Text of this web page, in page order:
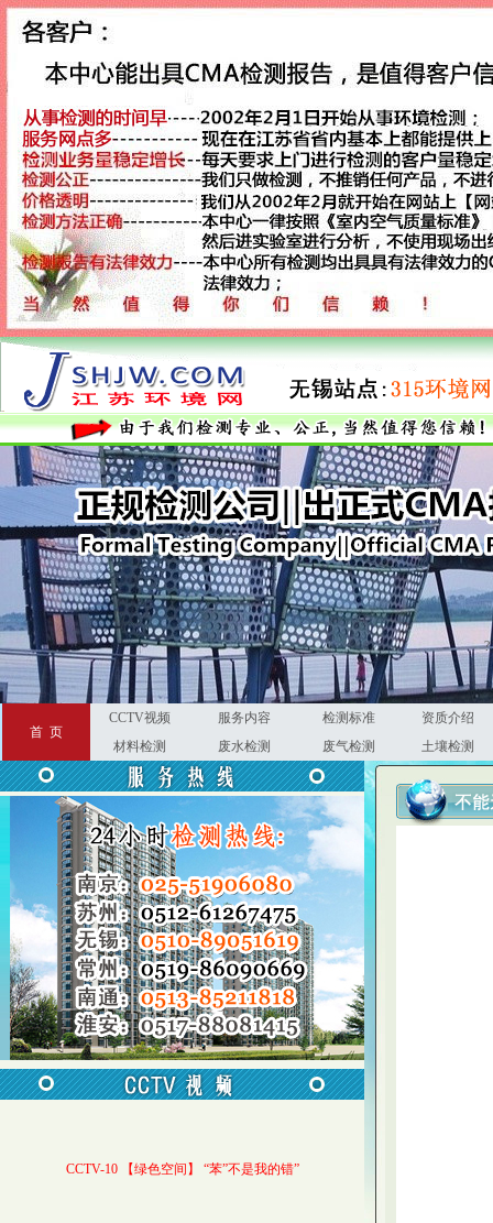
?
首 页
CCTV视频 服务内容 检测标准
资质介绍
材料检测
废水检测 废气检测 土壤检测
CCTV-10 【绿色空间】 “苯”不是我的错”